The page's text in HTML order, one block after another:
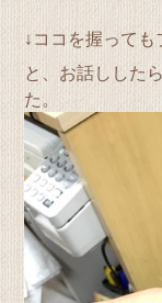
↓ココを握っても
と、お話ししたら
た。